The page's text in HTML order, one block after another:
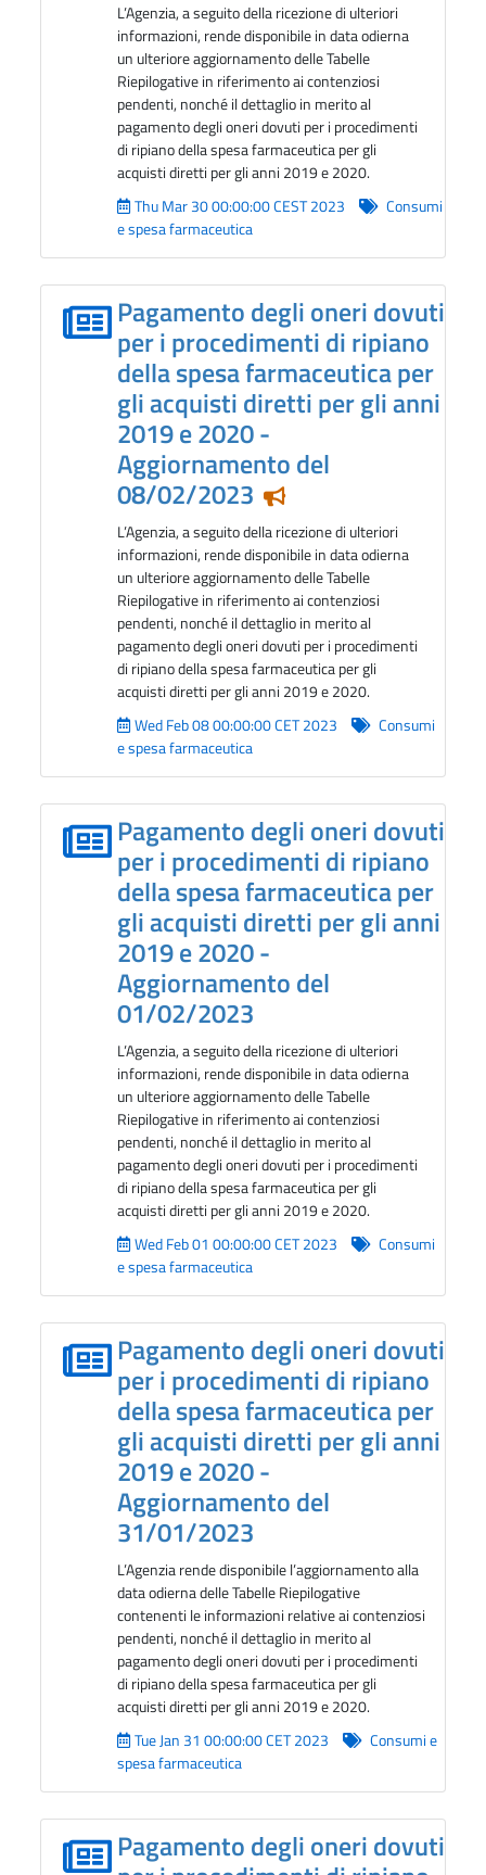
L’Agenzia, a seguito della ricezione di ulteriori
informazioni, rende disponibile in data odierna
un ulteriore aggiornamento delle Tabelle
Riepilogative in riferimento ai contenziosi
pendenti, nonché il dettaglio in merito al
pagamento degli oneri dovuti per i procedimenti
di ripiano della spesa farmaceutica per gli
acquisti diretti per gli anni 2019 e 2020.
Thu Mar 30 00:00:00 CEST 2023
Consumi
e spesa farmaceutica
Pagamento degli oneri dovuti
per i procedimenti di ripiano
della spesa farmaceutica per
gli acquisti diretti per gli anni
2019 e 2020 -
Aggiornamento del
08/02/2023 Notizia in evidenza
L’Agenzia, a seguito della ricezione di ulteriori
informazioni, rende disponibile in data odierna
un ulteriore aggiornamento delle Tabelle
Riepilogative in riferimento ai contenziosi
pendenti, nonché il dettaglio in merito al
pagamento degli oneri dovuti per i procedimenti
di ripiano della spesa farmaceutica per gli
acquisti diretti per gli anni 2019 e 2020.
Wed Feb 08 00:00:00 CET 2023
Consumi
e spesa farmaceutica
Pagamento degli oneri dovuti
per i procedimenti di ripiano
della spesa farmaceutica per
gli acquisti diretti per gli anni
2019 e 2020 -
Aggiornamento del
01/02/2023
L’Agenzia, a seguito della ricezione di ulteriori
informazioni, rende disponibile in data odierna
un ulteriore aggiornamento delle Tabelle
Riepilogative in riferimento ai contenziosi
pendenti, nonché il dettaglio in merito al
pagamento degli oneri dovuti per i procedimenti
di ripiano della spesa farmaceutica per gli
acquisti diretti per gli anni 2019 e 2020.
Wed Feb 01 00:00:00 CET 2023
Consumi
e spesa farmaceutica
Pagamento degli oneri dovuti
per i procedimenti di ripiano
della spesa farmaceutica per
gli acquisti diretti per gli anni
2019 e 2020 -
Aggiornamento del
31/01/2023
L’Agenzia rende disponibile l’aggiornamento alla
data odierna delle Tabelle Riepilogative
contenenti le informazioni relative ai contenziosi
pendenti, nonché il dettaglio in merito al
pagamento degli oneri dovuti per i procedimenti
di ripiano della spesa farmaceutica per gli
acquisti diretti per gli anni 2019 e 2020.
Tue Jan 31 00:00:00 CET 2023
Consumi e
spesa farmaceutica
Pagamento degli oneri dovuti